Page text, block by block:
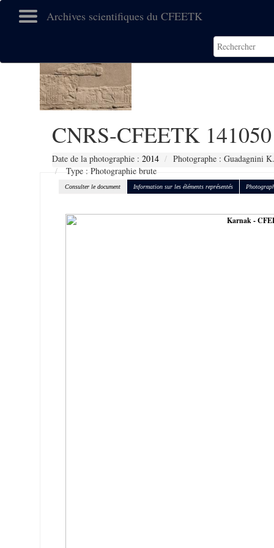
Archives scientifiques du CFEETK
CNRS-CFEETK 141050
Date de la photographie : 2014
Photographe : Guadagnini K.
Type : Photographie brute
Consulter le document Information sur les éléments représentés